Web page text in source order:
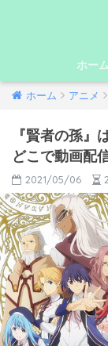
ホーム
ホーム アニメ
『賢者の孫
どこで動画配
2021/05/06